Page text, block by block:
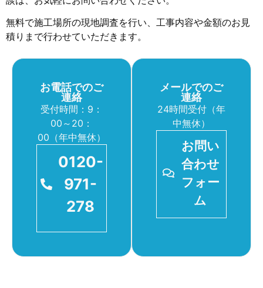
無料で施工場所の現地調査を行い、工事内容や金額のお見
積りまで行わせていただきます。
お電話でのご
連絡
受付時間：9：
00～20：
00（年中無休）
0120-
971-
278
メールでのご
連絡
24時間受付（年
中無休）
お問い
合わせ
フォー
ム